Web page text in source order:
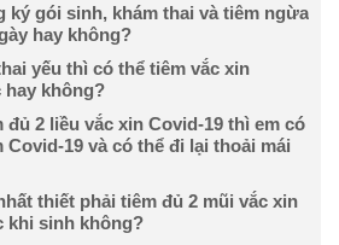
ký gói sinh, khám thai và tiêm ngừa
hay không?
yếu thì có thể tiêm vắc xin
không?
đủ 2 liều vắc xin Covid-19 thì em có
Covid-19 và có thể đi lại thoải mái
thiết phải tiêm đủ 2 mũi vắc xin
khi sinh không?